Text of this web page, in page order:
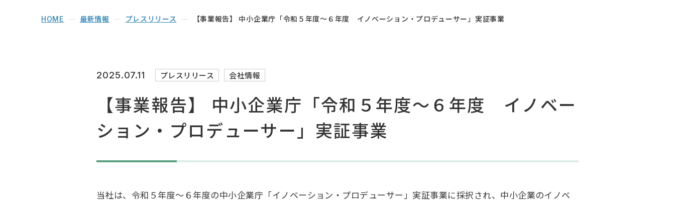
HOME 最新情報 プレスリリース 【事業報告】 中小企業庁「令和５年度～６年度 イノベーション・プロデューサー」実証事業
2025.07.11 プレスリリース 会社情報
【事業報告】 中小企業庁「令和５年度～６年度 イノベー
ション・プロデューサー」実証事業
当社は、令和５年度～６年度の中小企業庁「イノベーション・プロデューサー」実証事業に採択され、中小企業のイノベ